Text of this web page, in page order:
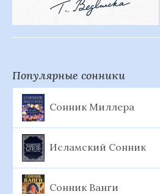
Популярные сонники
Сонник Миллера
Исламский Сонник
Сонник Ванги